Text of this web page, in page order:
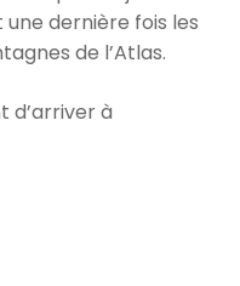
dernière fois les
de l’Atlas.
d’arriver à